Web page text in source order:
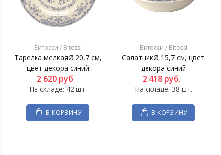
Битосси / Bitossi
Тарелка мелкаяØ 20,7 см,
цвет декора синий
2 620 руб.
На складе: 42 шт.
В КОРЗИНУ
Битосси / Bitossi
СалатникØ 15,7 см, цвет
декора синий
2 418 руб.
На складе: 38 шт.
В КОРЗИНУ